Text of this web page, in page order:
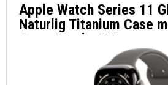
Apple Watch Series 11
Naturlig Titanium Case
Sport Band - M/L